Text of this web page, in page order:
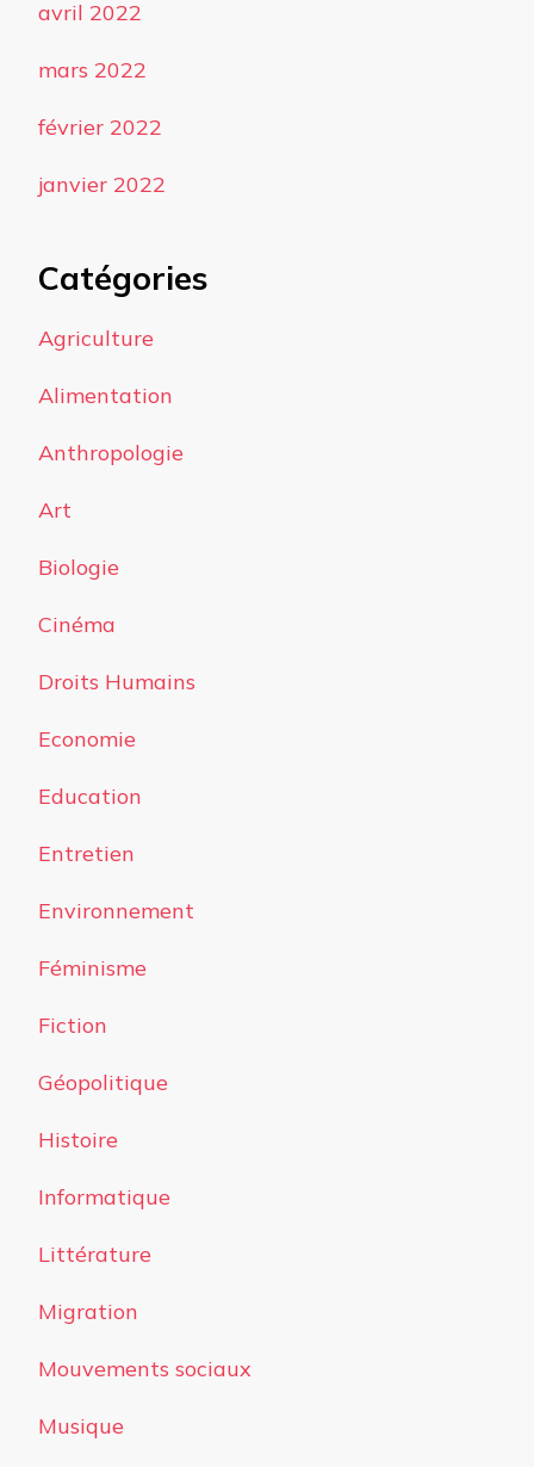
avril 2022
mars 2022
février 2022
janvier 2022
Catégories
Agriculture
Alimentation
Anthropologie
Art
Biologie
Cinéma
Droits Humains
Economie
Education
Entretien
Environnement
Féminisme
Fiction
Géopolitique
Histoire
Informatique
Littérature
Migration
Mouvements sociaux
Musique